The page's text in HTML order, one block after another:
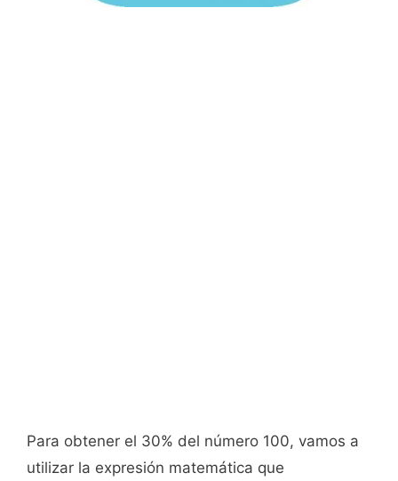
Para obtener el 30% del número 100, vamos a
utilizar la expresión matemática que